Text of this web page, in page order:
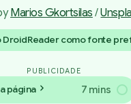
Marios Gkortsilas /
DroidReader como fonte
PUBLICIDADE
página 7 mins